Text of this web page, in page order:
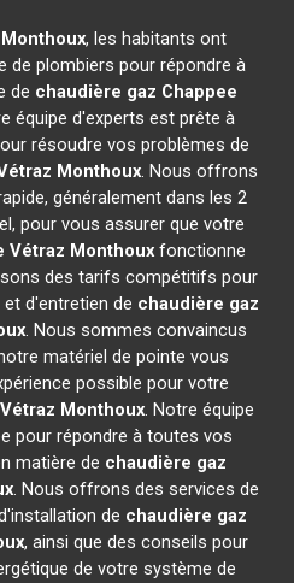
, les habitants ont
de plombiers pour répondre à
de chaudière gaz Chappee
équipe d'experts est prête à
résoudre vos problèmes de
Monthoux. Nous offrons
généralement dans les 2
pour vous assurer que votre
Vétraz Monthouxfonctionne
des tarifs compétitifs pour
d'entretien de chaudière gaz
. Nous sommes convaincus
matériel de pointe vous
possible pour votre
Vétraz Monthoux. Notre équipe
pour répondre à toutes vos
matière de chaudière gaz
. Nous offrons des services de
de chaudière gaz
, ainsi que des conseils pour
de votre système de